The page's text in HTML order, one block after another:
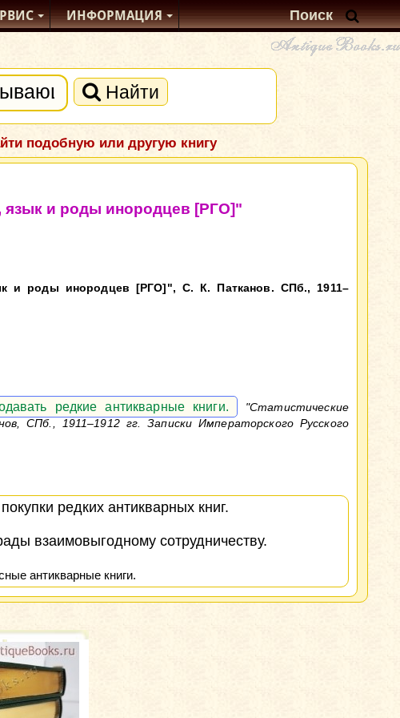
ИНФОРМАЦИЯ
Найти
подобную или другую книгу
язык и роды инородцев [РГО]"
и роды инородцев [РГО]", С. К. Патканов. СПб., 1911–
редкие антикварные книги.
"Статистические
СПб., 1911–1912 гг. Записки Императорского Русского
редких антикварных книг.
взаимовыгодному сотрудничеству.
антикварные книги.